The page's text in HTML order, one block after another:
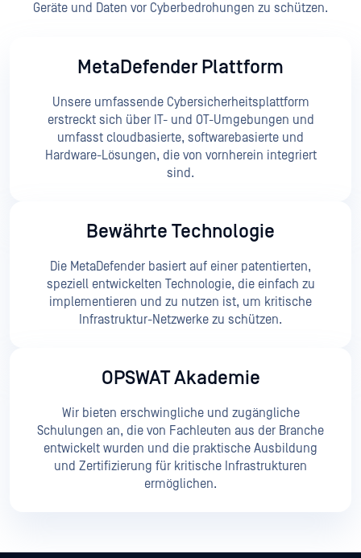
Geräte und Daten vor Cyberbedrohungen zu schützen.
MetaDefender Plattform
Unsere umfassende Cybersicherheitsplattform
erstreckt sich über IT- und OT-Umgebungen und
umfasst cloudbasierte, softwarebasierte und
Hardware-Lösungen, die von vornherein integriert
sind.
Bewährte Technologie
Die MetaDefender basiert auf einer patentierten,
speziell entwickelten Technologie, die einfach zu
implementieren und zu nutzen ist, um kritische
Infrastruktur-Netzwerke zu schützen.
OPSWAT Akademie
Wir bieten erschwingliche und zugängliche
Schulungen an, die von Fachleuten aus der Branche
entwickelt wurden und die praktische Ausbildung
und Zertifizierung für kritische Infrastrukturen
ermöglichen.